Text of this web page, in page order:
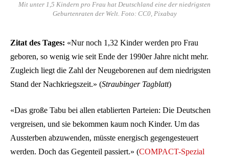
Mit unter 1,5 Kindern pro Frau hat Deutschland eine der niedrigsten
Geburtenraten der Welt. Foto: CC0, Pixabay
Zitat des Tages: «Nur noch 1,32 Kinder werden pro Frau
geboren, so wenig wie seit Ende der 1990er Jahre nicht mehr.
Zugleich liegt die Zahl der Neugeborenen auf dem niedrigsten
Stand der Nachkriegszeit.» (Straubinger Tagblatt)
«Das große Tabu bei allen etablierten Parteien: Die Deutschen
vergreisen, und sie bekommen kaum noch Kinder. Um das
Aussterben abzuwenden, müsste energisch gegengesteuert
werden. Doch das Gegenteil passiert.» (COMPACT-Spezial